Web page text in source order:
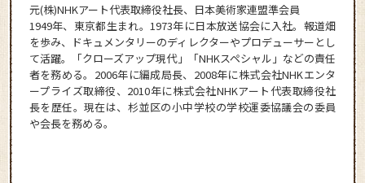
元(株)NHKアート代表取締役社長、日本美術家連盟準会員
1949年、東京都生まれ。1973年に日本放送協会に入社。報道畑
を歩み、ドキュメンタリーのディレクターやプロデューサーとし
て活躍。「クローズアップ現代」「NHKスペシャル」などの責任
者を務める。2006年に編成局長、2008年に株式会社NHKエンタ
ープライズ取締役、2010年に株式会社NHKアート代表取締役社
長を歴任。現在は、杉並区の小中学校の学校運委協議会の委員
や会長を務める。